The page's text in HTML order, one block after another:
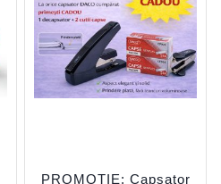
PROMOȚIE: Capsator